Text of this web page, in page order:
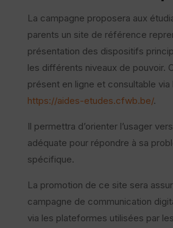
La campagne proposera aux
parents un site de référence
présentation des dispositifs
les différents niveaux de pouvoir.
présent en ligne et consultable via
https://aides-etudes.cfwb.be/.
Il permettra d’orienter l’usager
adéquate pour répondre à sa
spécifique.
La promotion de ce site sera
campagne de communication
via les plateformes utilisées par